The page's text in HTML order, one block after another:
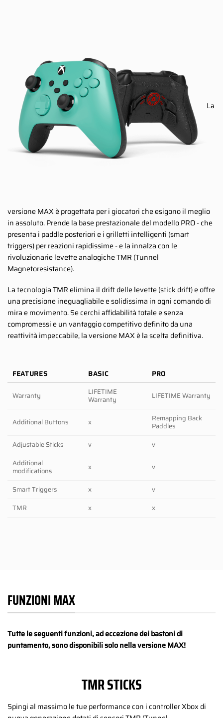
La
versione MAX è progettata per i giocatori che esigono il meglio
in assoluto. Prende la base prestazionale del modello PRO - che
presenta i paddle posteriori e i grilletti intelligenti (smart
triggers) per reazioni rapidissime - e la innalza con le
rivoluzionarie levette analogiche TMR (Tunnel
Magnetoresistance).
La tecnologia TMR elimina il drift delle levette (stick drift) e offre
una precisione ineguagliabile e solidissima in ogni comando di
mira e movimento. Se cerchi affidabilità totale e senza
compromessi e un vantaggio competitivo definito da una
reattività impeccabile, la versione MAX è la scelta definitiva.
FEATURES BASIC PRO
Warranty LIFETIME
Warranty LIFETIME Warranty
Additional Buttons x Remapping Back
Paddles
Adjustable Sticks
v
v
Additional
modifications x v
Smart Triggers x
v
TMR
x x
FUNZIONI MAX
Tutte le seguenti funzioni, ad eccezione dei bastoni di
puntamento, sono disponibili solo nella versione MAX!
TMR STICKS
Spingi al massimo le tue performance con i controller Xbox di